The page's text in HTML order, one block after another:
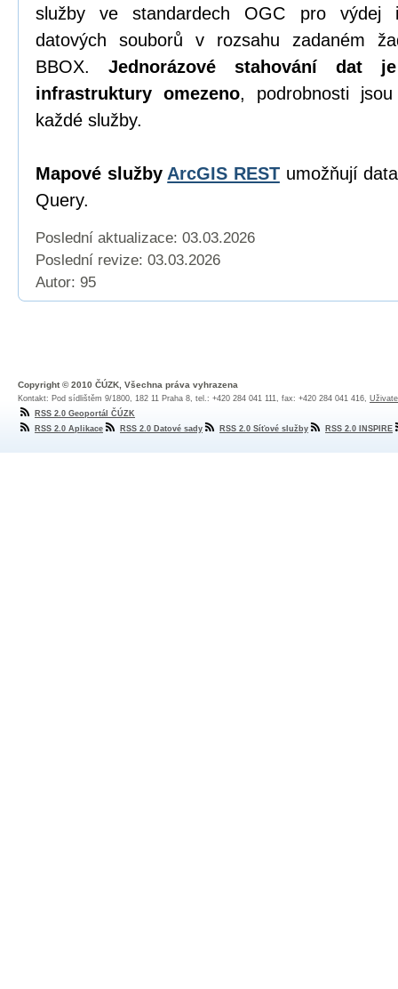
služby ve standardech OGC pro výdej
datových souborů v rozsahu zadaném
BBOX. Jednorázové stahování dat
infrastruktury omezeno, podrobnosti
každé služby.
Mapové služby ArcGIS RESTumožňují
Query.
Poslední aktualizace: 03.03.2026
Poslední revize: 03.03.2026
Autor: 95
Copyright © 2010 ČÚZK, Všechna práva vyhrazena
Kontakt: Pod sídlištěm 9/1800, 182 11 Praha 8, tel.: +420 284 041 111, fax: +420 284 041 416,
RSS 2.0 Geoportál ČÚZK
RSS 2.0 Aplikace
RSS 2.0 Datové sady RSS 2.0 Síťové služby RSS 2.0 INSPIRE